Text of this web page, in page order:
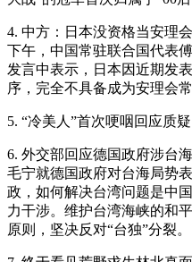
4. 中方：日本没资格当安理
下午，中国常驻联合国代表
发言中表示，日本因近期发
序，完全不具备成为安理会
5. “冷美人”首次哽咽回应质疑
6. 外交部回应德国政府涉台
毛宁就德国政府对台海局势
政，如何解决台湾问题是中
力干涉。维护台湾海峡的和
原则，坚决反对“台独”分裂。